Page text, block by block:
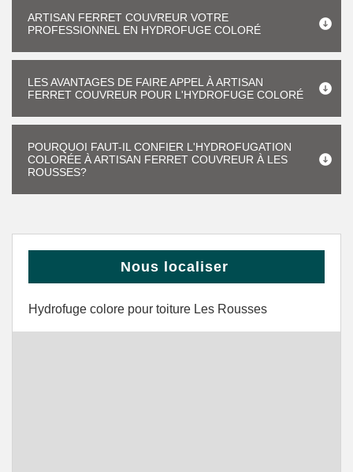
ARTISAN FERRET COUVREUR VOTRE
PROFESSIONNEL EN HYDROFUGE COLORÉ
LES AVANTAGES DE FAIRE APPEL À ARTISAN
FERRET COUVREUR POUR L'HYDROFUGE COLORÉ
POURQUOI FAUT-IL CONFIER L'HYDROFUGATION
COLORÉE À ARTISAN FERRET COUVREUR À LES
ROUSSES?
Nous localiser
Hydrofuge colore pour toiture Les Rousses